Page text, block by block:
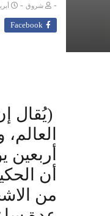
- شروق - أبريل ٢٣,
Facebook
(يُقال
أن
من